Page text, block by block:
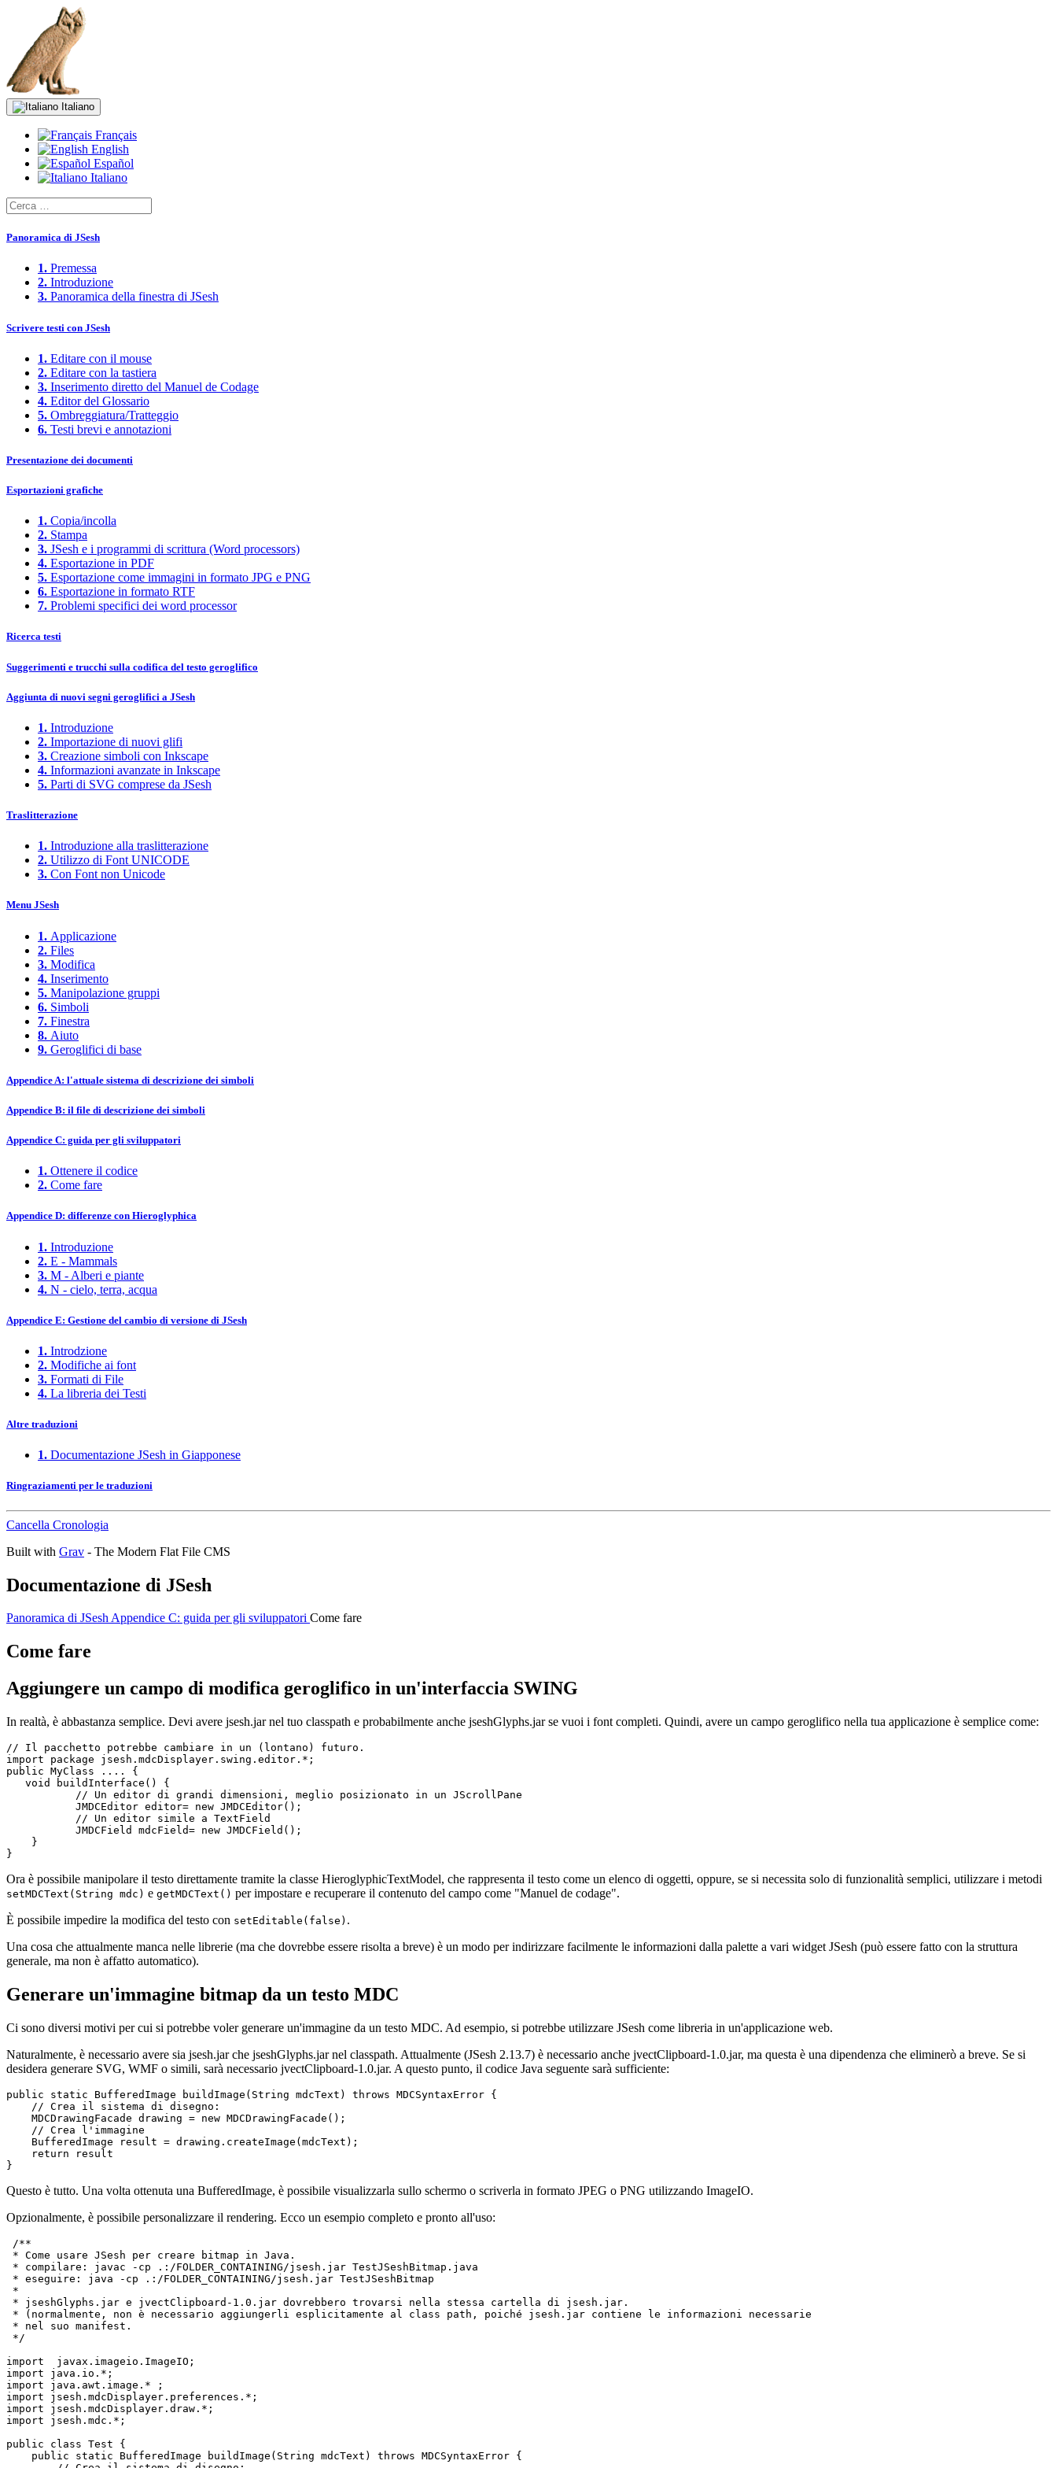
Italiano
Français
English
Español
Italiano
Panoramica di JSesh
1. Premessa
2. Introduzione
3. Panoramica della finestra di JSesh
Scrivere testi con JSesh
1. Editare con il mouse
2. Editare con la tastiera
3. Inserimento diretto del Manuel de Codage
4. Editor del Glossario
5. Ombreggiatura/Tratteggio
6. Testi brevi e annotazioni
Presentazione dei documenti
Esportazioni grafiche
1. Copia/incolla
2. Stampa
3. JSesh e i programmi di scrittura (Word processors)
4. Esportazione in PDF
5. Esportazione come immagini in formato JPG e PNG
6. Esportazione in formato RTF
7. Problemi specifici dei word processor
Ricerca testi
Suggerimenti e trucchi sulla codifica del testo geroglifico
Aggiunta di nuovi segni geroglifici a JSesh
1. Introduzione
2. Importazione di nuovi glifi
3. Creazione simboli con Inkscape
4. Informazioni avanzate in Inkscape
5. Parti di SVG comprese da JSesh
Traslitterazione
1. Introduzione alla traslitterazione
2. Utilizzo di Font UNICODE
3. Con Font non Unicode
Menu JSesh
1. Applicazione
2. Files
3. Modifica
4. Inserimento
5. Manipolazione gruppi
6. Simboli
7. Finestra
8. Aiuto
9. Geroglifici di base
Appendice A: l'attuale sistema di descrizione dei simboli
Appendice B: il file di descrizione dei simboli
Appendice C: guida per gli sviluppatori
1. Ottenere il codice
2. Come fare
Appendice D: differenze con Hieroglyphica
1. Introduzione
2. E - Mammals
3. M - Alberi e piante
4. N - cielo, terra, acqua
Appendice E: Gestione del cambio di versione di JSesh
1. Introdzione
2. Modifiche ai font
3. Formati di File
4. La libreria dei Testi
Altre traduzioni
1. Documentazione JSesh in Giapponese
Ringraziamenti per le traduzioni
Cancella Cronologia
Built with Grav - The Modern Flat File CMS
Documentazione di JSesh
Panoramica di JSeshAppendice C: guida per gli sviluppatori Come fare
Come fare
Aggiungere un campo di modifica geroglifico in un'interfaccia SWING
In realtà, è abbastanza semplice. Devi avere jsesh.jar nel tuo classpath e probabilmente anche jseshGlyphs.jar se vuoi i font completi. Quindi, avere un campo geroglifico nella tua applicazione è semplice come:
// Il pacchetto potrebbe cambiare in un (lontano) futuro.
import package jsesh.mdcDisplayer.swing.editor.*;
public MyClass .... {
   void buildInterface() {
           // Un editor di grandi dimensioni, meglio posizionato in un JScrollPane
           JMDCEditor editor= new JMDCEditor();
           // Un editor simile a TextField
           JMDCField mdcField= new JMDCField();
    }
}
Ora è possibile manipolare il testo direttamente tramite la classe HieroglyphicTextModel, che rappresenta il testo come un elenco di oggetti, oppure, se si necessita solo di funzionalità semplici, utilizzare i metodi
setMDCText(String mdc) e getMDCText() per impostare e recuperare il contenuto del campo come "Manuel de codage".
È possibile impedire la modifica del testo con setEditable(false) .
Una cosa che attualmente manca nelle librerie (ma che dovrebbe essere risolta a breve) è un modo per indirizzare facilmente le informazioni dalla palette a vari widget JSesh (può essere fatto con la struttura
generale, ma non è affatto automatico).
Generare un'immagine bitmap da un testo MDC
Ci sono diversi motivi per cui si potrebbe voler generare un'immagine da un testo MDC. Ad esempio, si potrebbe utilizzare JSesh come libreria in un'applicazione web.
Naturalmente, è necessario avere sia jsesh.jar che jseshGlyphs.jar nel classpath. Attualmente (JSesh 2.13.7) è necessario anche jvectClipboard-1.0.jar, ma questa è una dipendenza che eliminerò a breve. Se si
desidera generare SVG, WMF o simili, sarà necessario jvectClipboard-1.0.jar. A questo punto, il codice Java seguente sarà sufficiente:
public static BufferedImage buildImage(String mdcText) throws MDCSyntaxError {
    // Crea il sistema di disegno:
    MDCDrawingFacade drawing = new MDCDrawingFacade();
    // Crea l'immagine
    BufferedImage result = drawing.createImage(mdcText);
    return result
}
Questo è tutto. Una volta ottenuta una BufferedImage, è possibile visualizzarla sullo schermo o scriverla in formato JPEG o PNG utilizzando ImageIO.
Opzionalmente, è possibile personalizzare il rendering. Ecco un esempio completo e pronto all'uso:
/**
* Come usare JSesh per creare bitmap in Java.
* compilare: javac -cp .:/FOLDER_CONTAINING/jsesh.jar TestJSeshBitmap.java
* eseguire: java -cp .:/FOLDER_CONTAINING/jsesh.jar TestJSeshBitmap
*
* jseshGlyphs.jar e jvectClipboard-1.0.jar dovrebbero trovarsi nella stessa cartella di jsesh.jar.
* (normalmente, non è necessario aggiungerli esplicitamente al class path, poiché jsesh.jar contiene le informazioni necessarie
* nel suo manifest.
*/
import  javax.imageio.ImageIO;
import java.io.*;
import java.awt.image.* ;
import jsesh.mdcDisplayer.preferences.*;
import jsesh.mdcDisplayer.draw.*;
import jsesh.mdc.*;
public class Test {
    public static BufferedImage buildImage(String mdcText) throws MDCSyntaxError {